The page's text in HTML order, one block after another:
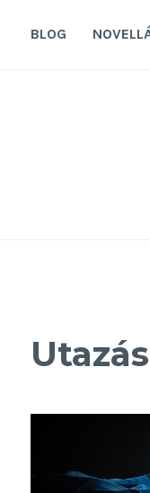
BLOG